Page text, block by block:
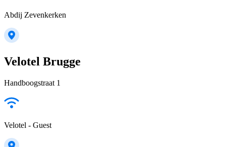
Abdij Zevenkerken
Velotel Brugge
Handboogstraat 1
Velotel - Guest